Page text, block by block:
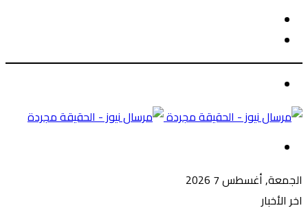
عن
الجمعة, أغسطس 7 2026
اخر الأخبار